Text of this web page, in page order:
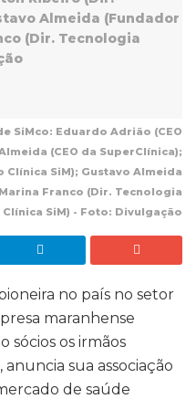
SiMco: Eduardo Adrião (CEO
(CEO da SuperClínica);
SiM); Gustavo Almeida
Franco (Dir. Tecnologia
Clínica SiM) - Foto: Divulgação
no país no setor
maranhense
sócios os irmãos
sua associação
de saúde